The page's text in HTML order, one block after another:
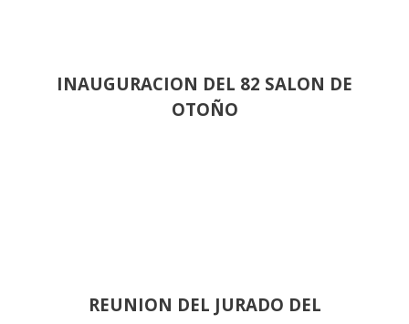
INAUGURACION DEL 82 SALON DE
OTOÑO
REUNION DEL JURADO DEL